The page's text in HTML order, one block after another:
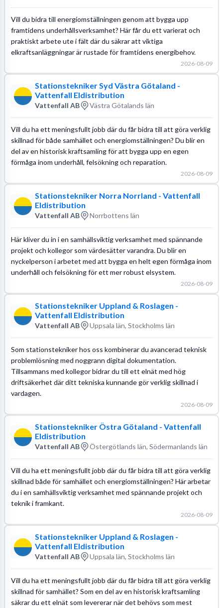
Vill du bidra till energiomställningen genom att bygga upp
framtidens underhållsverksamhet? Här får du ett varierat och
praktiskt arbete ute i fält där du säkrar att viktiga
elkraftsanläggningar är rustade för framtidens energibehov.
2026-08-09
Stationstekniker Syd Västra Götaland -
Vattenfall Eldistribution
Vattenfall AB Västra Götalands län
Vill du ha ett meningsfullt jobb där du får bidra till att göra verklig
skillnad för både samhället och energiomställningen? Du blir en
del av en historisk kraftsamling för att bygga upp en egen
förmåga inom underhåll, felsökning och reparation.
2026-08-09
Stationstekniker Norra Norrland - Vattenfall
Eldistribution
Vattenfall AB Norrbottens län
Här kliver du in i en samhällsviktig verksamhet med spännande
projekt och kollegor som värdesätter varandra. Du blir en
nyckelperson i arbetet med att bygga en helt egen förmåga inom
underhåll och felsökning för ett mer robust elsystem.
2026-08-09
Stationstekniker Uppland & Roslagen -
Vattenfall Eldistribution
Vattenfall AB Uppsala län, Stockholms län
Som stationstekniker hos oss kombinerar du avancerad teknisk
problemlösning med noggrann digital dokumentation.
Tillsammans med kollegor bidrar du till ett elnät med hög
driftsäkerhet där ditt tekniska kunnande gör verklig skillnad i
vardagen.
2026-08-09
Stationstekniker Östra Götaland - Vattenfall
Eldistribution
Vattenfall AB Östergötlands län, Södermanlands län
Vill du ha ett meningsfullt jobb där du får bidra till att göra verklig
skillnad både för samhället och energiomställningen? Här arbetar
du i en samhällsviktig verksamhet med spännande projekt och
teknik i framkant.
2026-08-09
Stationstekniker Uppland & Roslagen -
Vattenfall Eldistribution
Vattenfall AB Uppsala län, Stockholms län
Vill du ha ett meningsfullt jobb där du får bidra till att göra verklig
skillnad för samhället? Som en del av en historisk kraftsamling
säkrar du ett elnät som levererar när det behövs som mest